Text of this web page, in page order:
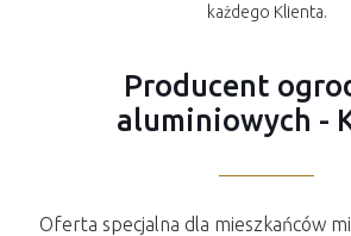
każdego Klienta.
Producent
aluminiowych -
Oferta specjalna dla mieszkańców